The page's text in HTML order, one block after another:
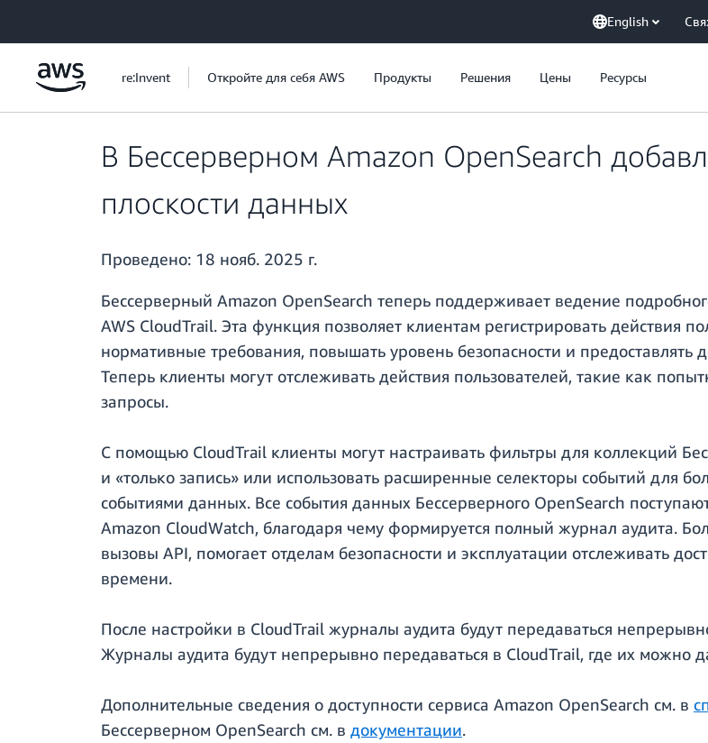
English
re:Invent Откройте для себя AWS Продукты Решения Цены Ресурсы
В Бессерверном Amazon OpenSearch
плоскости данных
Проведено: 18 нояб. 2025 г.
Бессерверный Amazon OpenSearch теперь поддерживает ведение
AWS CloudTrail. Эта функция позволяет клиентам регистрировать действия
нормативные требования, повышать уровень безопасности и предоставлять
Теперь клиенты могут отслеживать действия пользователей, такие как
запросы.
С помощью CloudTrail клиенты могут настраивать фильтры для коллекций
и «только запись» или использовать расширенные селекторы событий для
событиями данных. Все события данных Бессерверного OpenSearch
Amazon CloudWatch, благодаря чему формируется полный журнал аудита.
вызовы API, помогает отделам безопасности и эксплуатации отслеживать
времени.
После настройки в CloudTrail журналы аудита будут передаваться
Журналы аудита будут непрерывно передаваться в CloudTrail, где их можно
Дополнительные сведения о доступности сервиса Amazon OpenSearch см. в
Бессерверном OpenSearch см. в документации.